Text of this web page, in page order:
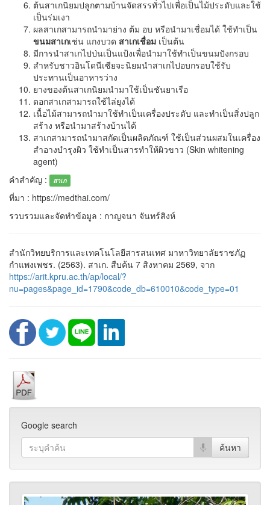
ต้นสาเกนิยมปลูกตามบ้านจัดสรรทั่วไปเพื่อเป็นไม้ประดับและใช้
เป็นร่มเงา
ผลสาเกสามารถนำมาย่าง ต้ม อบ หรือนำมาเชื่อมได้ ใช้ทำเป็น
ขนมสาเกเช่น แกงบวด สาเกเชื่อม เป็นต้น
มีการนำสาเกไปป่นเป็นแป้งเพื่อนำมาใช้ทำเป็นขนมปังกรอบ
สำหรับชาวอินโดนีเซียจะนิยมนำสาเกไปอบกรอบใช้รับ
ประทานเป็นอาหารว่าง
ยางของต้นสาเกนิยมนำมาใช้เป็นชันยาเรือ
ดอกสาเกสามารถใช้ไล่ยุงได้
เนื้อไม้สามารถนำมาใช้ทำเป็นเครื่องประดับ และทำเป็นสิ่งปลูก
สร้าง หรือนำมาสร้างบ้านได้
สาเกสามารถนำมาสกัดเป็นผลิตภัณฑ์ ใช้เป็นส่วนผสมในเครื่อง
สำอางบำรุงผิว ใช้ทำเป็นสารทำให้ผิวขาว (Skin whitening
agent)
คำสำคัญ :
สาเก
ที่มา : https://medthai.com/
รวบรวมและจัดทำข้อมูล : กาญจนา จันทร์สิงห์
สำนักวิทยบริการและเทคโนโลยีสารสนเทศ มาหาวิทยาลัยราชภัฏ
กำแพงเพชร. (2563). สาเก. สืบค้น 7 สิงหาคม 2569, จาก
https://arit.kpru.ac.th/ap/local/?
nu=pages&page_id=1790&code_db=610010&code_type=01
Google search